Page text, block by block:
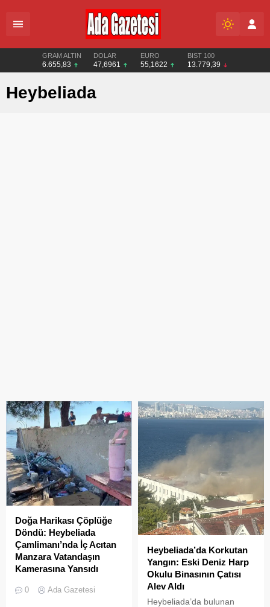
GRAM ALTIN
6.655,83
DOLAR
47,6961
EURO
55,1622
BIST 100
13.779,39
Heybeliada
Doğa Harikası Çöplüğe
Döndü: Heybeliada
Çamlimanı’nda İç Acıtan
Manzara Vatandaşın
Kamerasına Yansıdı
Heybeliada’da yer alan
Çamlimanı Koyu,
0 Ada Gazetesi
Heybeliada’da Korkutan
Yangın: Eski Deniz Harp
Okulu Binasının Çatısı
Alev Aldı
Heybeliada’da bulunan